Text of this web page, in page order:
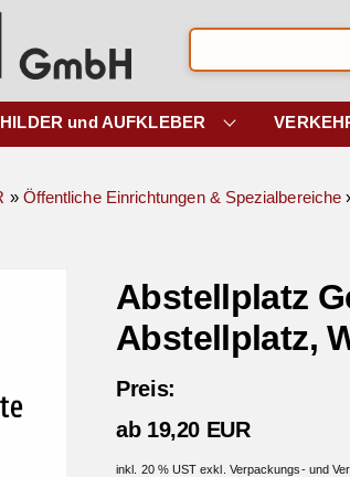
und AUFKLEBER
» Öffentliche Einrichtungen & Spezialbereiche
Abstellplatz
Abstellplatz,
Preis:
ab 19,20 EUR
inkl. 20 % UST exkl. Verpackungs- und